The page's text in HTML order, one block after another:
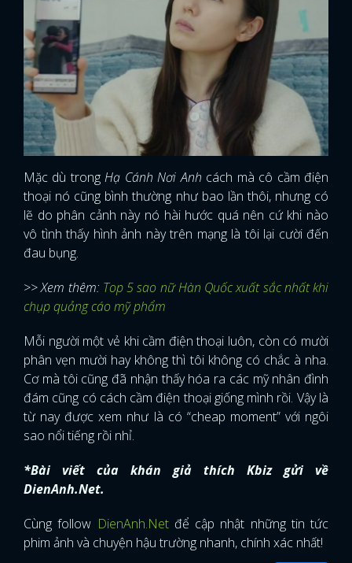
Mặc dù trongHạ Cánh Nơi Anh cách mà cô cầm điện
thoại nó cũng bình thường như bao lần thôi, nhưng có
lẽ do phân cảnh này nó hài hước quá nên cứ khi nào
vô tình thấy hình ảnh này trên mạng là tôi lại cười đến
đau bụng.
>> Xem thêm: Top 5 sao nữ Hàn Quốc xuất sắc nhất khi
chụp quảng cáo mỹ phẩm
Mỗi người một vẻ khi cầm điện thoại luôn, còn có mười
phân vẹn mười hay không thì tôi không có chắc à nha.
Cơ mà tôi cũng đã nhận thấy hóa ra các mỹ nhân đình
đám cũng có cách cầm điện thoại giống mình rồi. Vậy là
từ nay được xem như là có “cheap moment” với ngôi
sao nổi tiếng rồi nhỉ.
*Bài viết của khán giả thích Kbiz gửi về
DienAnh.Net.
Cùng follow DienAnh.Net để cập nhật những tin tức
phim ảnh và chuyện hậu trường nhanh, chính xác nhất!